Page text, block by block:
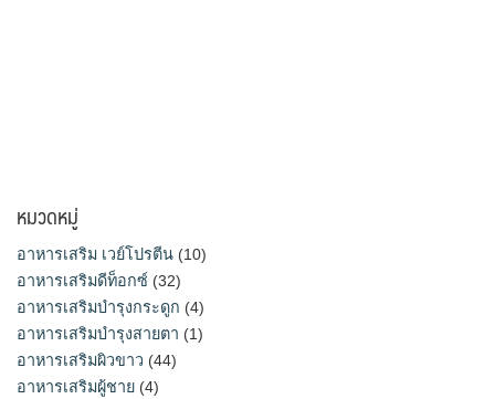
หมวดหมู่
อาหารเสริม เวย์โปรตีน (10)
อาหารเสริมดีท็อกซ์ (32)
อาหารเสริมบำรุงกระดูก (4)
อาหารเสริมบำรุงสายตา (1)
อาหารเสริมผิวขาว (44)
อาหารเสริมผู้ชาย (4)